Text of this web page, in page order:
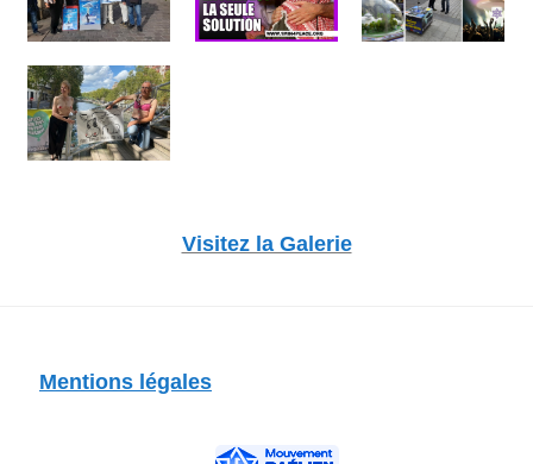
Visitez la Galerie
Mentions légales